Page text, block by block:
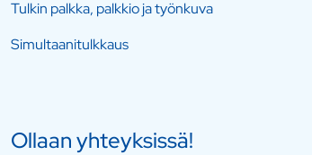
Tulkin palkka, palkkio ja työnkuva
Simultaanitulkkaus
Ollaan yhteyksissä!